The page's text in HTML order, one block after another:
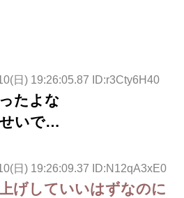
日) 19:26:05.87 ID:r3Cty6H40
たよな
いで…
日) 19:26:09.37 ID:N12qA3xE0
げしていいはずなのに